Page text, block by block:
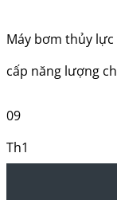
Máy bơm thủy
cấp năng lượng
09
Th1